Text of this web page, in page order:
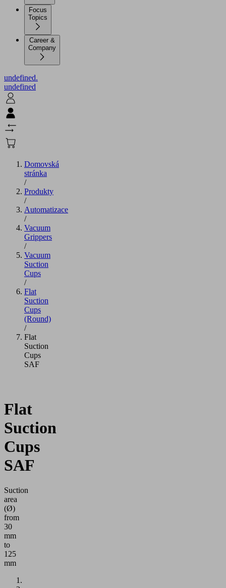
Focus
Topics
Career &
Company
undefined.
undefined
Domovská
stránka
/
Produkty
/
Automatizace
/
Vacuum
Grippers
/
Vacuum
Suction
Cups
/
Flat
Suction
Cups
(Round)
/
Flat
Suction
Cups
SAF
Flat
Suction
Cups
SAF
Suction
area
(Ø)
from
30
mm
to
125
mm